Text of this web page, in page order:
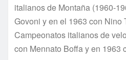
italianos de Montaña (1960-
Govoni y en el 1963 con Nino
Campeonatos italianos de
con Mennato Boffa y en 1963